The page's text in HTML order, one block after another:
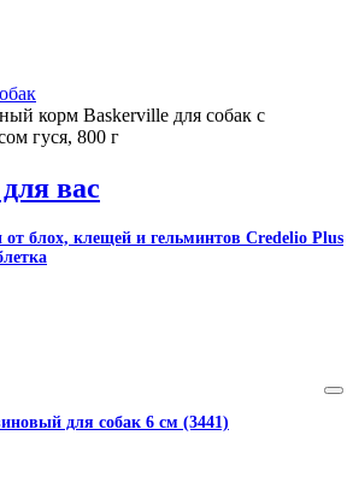
корм Baskerville для собак с
гуся, 800 г
вас
блох, клещей и гельминтов Credelio Plus
для собак 6 см (3441)